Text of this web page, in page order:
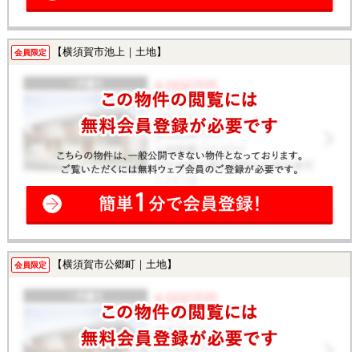
会員限定 【横須賀市池上｜土地】
会員限定 【横須賀市公郷町｜土地】